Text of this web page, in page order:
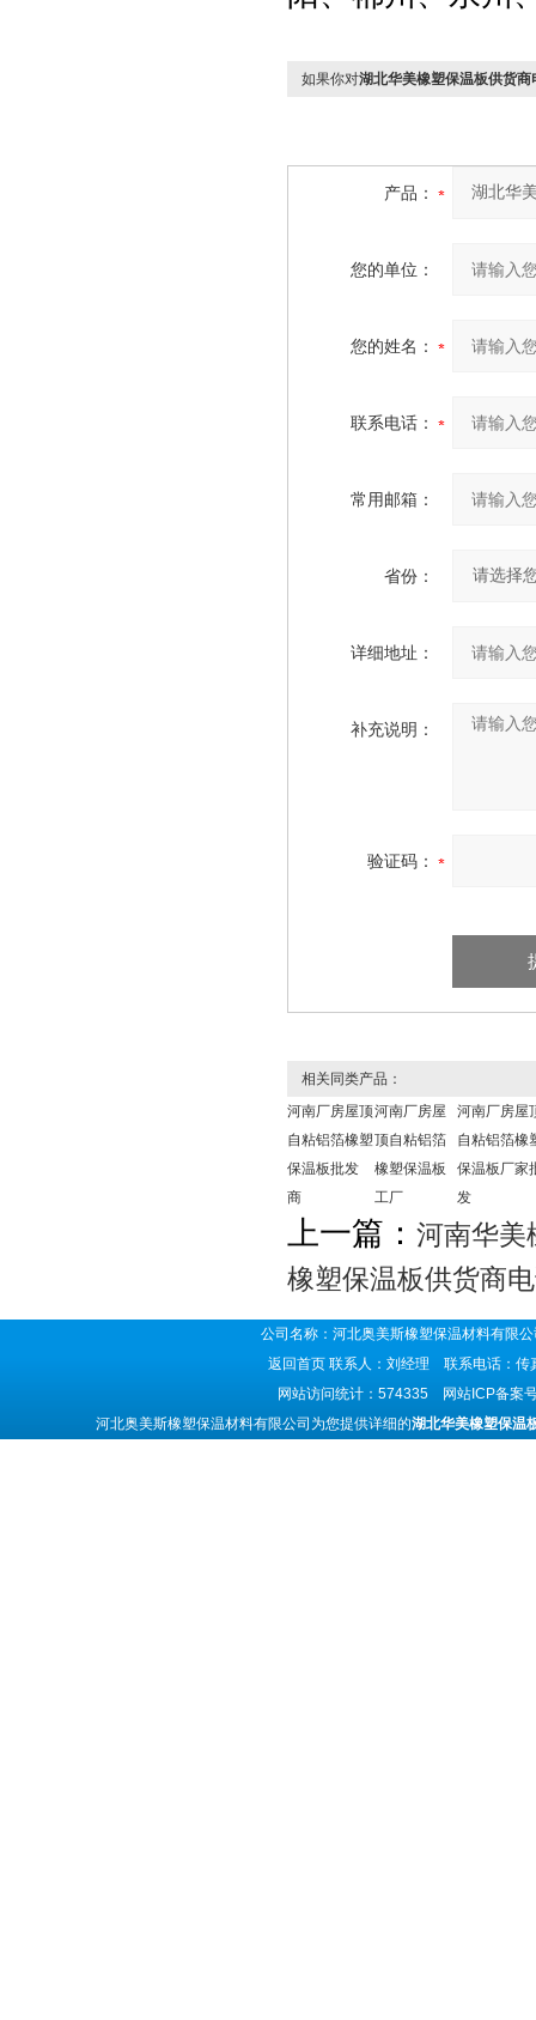
如果你对湖北华美橡塑保温板供货商
产品：
您的单位：
您的姓名：
联系电话：
常用邮箱：
省份：
详细地址：
补充说明：
验证码：
相关同类产品：
河南厂房屋顶
自粘铝箔橡塑
保温板批发
商
河南厂房屋
顶自粘铝箔
橡塑保温板
工厂
河南厂房屋
自粘铝箔橡
保温板厂家
发
上一篇： 河南华美
橡塑保温板供货商
公司名称：河北奥美斯橡塑保温材料有
返回首页 联系人：刘经理 联系电话：
网站访问统计：574335 网站ICP备案
河北奥美斯橡塑保温材料有限公司为您提供详细的湖北华美橡塑保温